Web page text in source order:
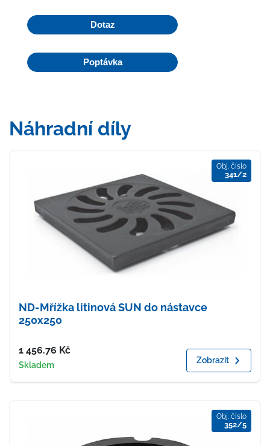
Dotaz
Poptávka
Náhradní díly
Obj. číslo
341/2
ND-Mřížka litinová SUN do nástavce
250x250
Cena
1 456.76 Kč
Dostupnost
Skladem Zobrazit
Obj. číslo
352/5